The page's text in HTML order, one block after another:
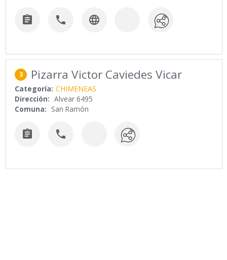
  
3 Pizarra Victor Caviedes Vicar
Categoría: CHIMENEAS
Dirección: Alvear 6495
Comuna: San Ramón
 